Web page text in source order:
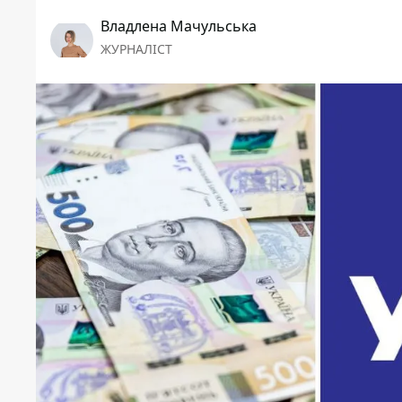
Владлена Мачульська
ЖУРНАЛІСТ